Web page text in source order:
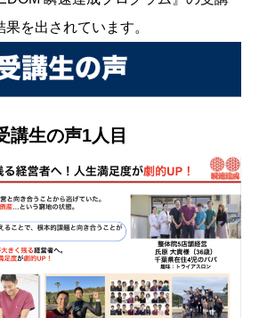
を出されています。
講生の声1人目